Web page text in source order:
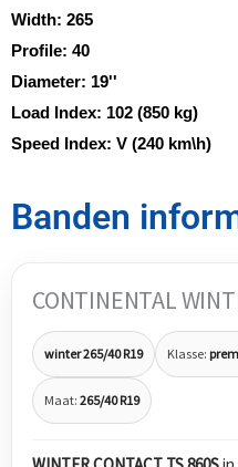
Width: 265
Profile: 40
Diameter: 19''
Load Index: 102 (850 kg)
Speed Index: V (240 km\h)
Banden
CONTINENTAL
winter 265/40 R19 Klasse:
Maat: 265/40 R19